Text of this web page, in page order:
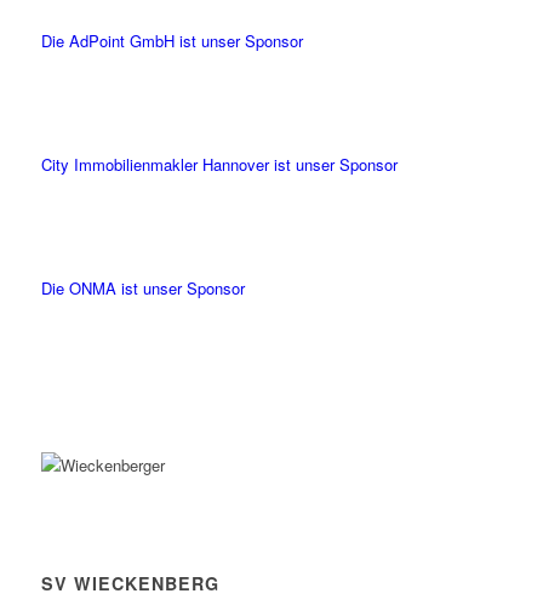
Die AdPoint GmbH ist unser Sponsor
City Immobilienmakler Hannover ist unser Sponsor
Die ONMA ist unser Sponsor
SV WIECKENBERG